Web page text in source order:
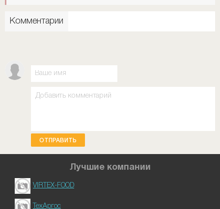
Комментарии
ОТПРАВИТЬ
Лучшие компании
VIRTEX-FOOD
ТехАргос